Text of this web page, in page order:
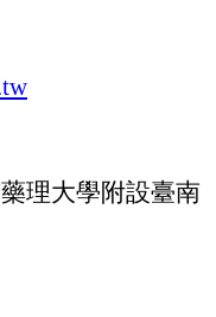
理大學附設臺南